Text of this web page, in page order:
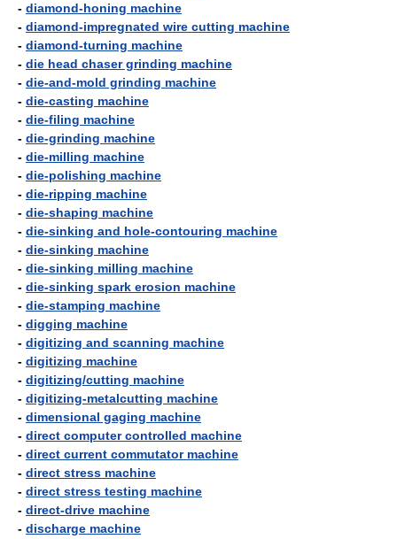
- diamond-honing machine
- diamond-impregnated wire cutting machine
- diamond-turning machine
- die head chaser grinding machine
- die-and-mold grinding machine
- die-casting machine
- die-filing machine
- die-grinding machine
- die-milling machine
- die-polishing machine
- die-ripping machine
- die-shaping machine
- die-sinking and hole-contouring machine
- die-sinking machine
- die-sinking milling machine
- die-sinking spark erosion machine
- die-stamping machine
- digging machine
- digitizing and scanning machine
- digitizing machine
- digitizing/cutting machine
- digitizing-metalcutting machine
- dimensional gaging machine
- direct computer controlled machine
- direct current commutator machine
- direct stress machine
- direct stress testing machine
- direct-drive machine
- discharge machine